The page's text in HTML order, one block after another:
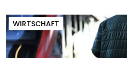
WIRTSCHAFT